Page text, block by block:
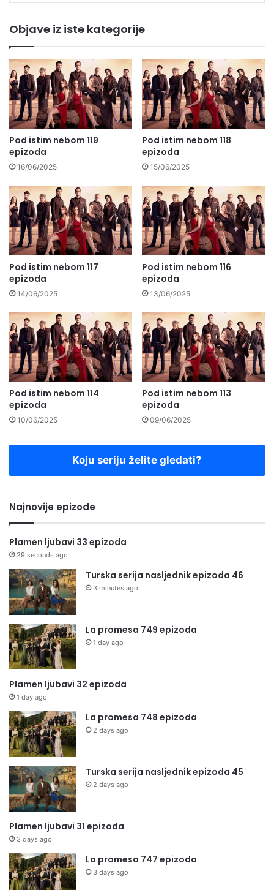
Objave iz iste kategorije
Pod istim nebom 119
epizoda
16/06/2025
Pod istim nebom 118
epizoda
15/06/2025
Pod istim nebom 117
epizoda
14/06/2025
Pod istim nebom 116
epizoda
13/06/2025
Pod istim nebom 114
epizoda
10/06/2025
Pod istim nebom 113
epizoda
09/06/2025
Koju seriju želite gledati?
Najnovije epizode
Plamen ljubavi 33 epizoda
29 seconds ago
Turska serija nasljednik epizoda 46
3 minutes ago
La promesa 749 epizoda
1 day ago
Plamen ljubavi 32 epizoda
1 day ago
La promesa 748 epizoda
2 days ago
Turska serija nasljednik epizoda 45
2 days ago
Plamen ljubavi 31 epizoda
3 days ago
La promesa 747 epizoda
3 days ago